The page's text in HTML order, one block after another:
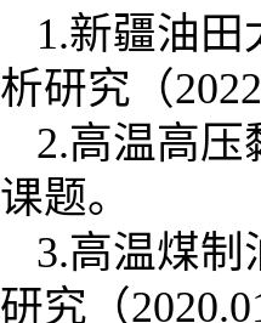
1.新疆油
析研究（
2.高温高压
课题。
3.高温煤
研究（